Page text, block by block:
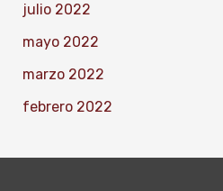
julio 2022
mayo 2022
marzo 2022
febrero 2022